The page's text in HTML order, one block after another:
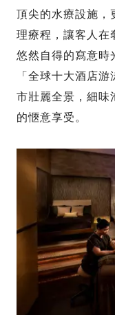
頂尖的水療設施，
理療程，讓客人在
悠然自得的寫意時
「全球十大酒店
市壯麗全景，細味
的愜意享受。